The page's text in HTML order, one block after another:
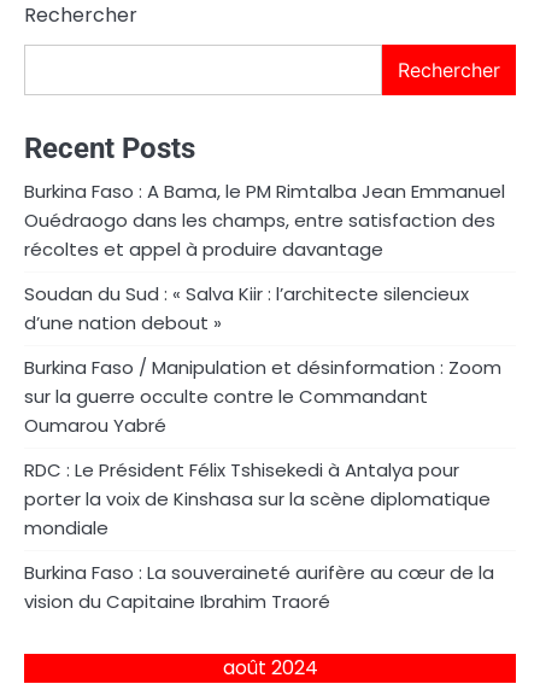
Rechercher
Rechercher
Recent Posts
Burkina Faso : A Bama, le PM Rimtalba Jean Emmanuel
Ouédraogo dans les champs, entre satisfaction des
récoltes et appel à produire davantage
Soudan du Sud : « Salva Kiir : l’architecte silencieux
d’une nation debout »
Burkina Faso / Manipulation et désinformation : Zoom
sur la guerre occulte contre le Commandant
Oumarou Yabré
RDC : Le Président Félix Tshisekedi à Antalya pour
porter la voix de Kinshasa sur la scène diplomatique
mondiale
Burkina Faso : La souveraineté aurifère au cœur de la
vision du Capitaine Ibrahim Traoré
août 2024